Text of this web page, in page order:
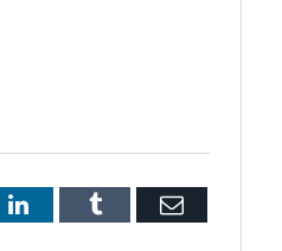
LinkedInTumblr Email